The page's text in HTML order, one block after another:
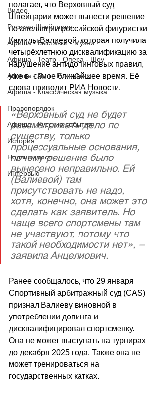
Видео
Русская Швейцария
Афиша - Выставки - Музеи
Афиша - Театр - Опера - Шоу
Афиша - Поп - Рок - Джаз
Афиша - Классическая музыка
Правопорядок
Афиша - Русские события
История
Недвижимость
Интервью
полагает, что Верховный суд
Швейцарии может вынести решение
по апелляции российской фигуристки
Камилы Валиевой, которая получила
четырёхлетнюю дисквалификацию за
нарушение антидопинговых правил,
уже в  самое ближайшее время. Её
слова приводит РИА Новости.
«Верховный суд не будет
рассматривать дело по
существу, только
процессуальные основания,
почему решение было
вынесено неправильно. Ей
(Валиевой) там
присутствовать не надо,
хотя, конечно, она может это
сделать как заявитель. Но
чаще всего спортсмены там
не участвуют, потому что
такой необходимости нет», –
заявила Анцелиович.
Ранее сообщалось, что 29 января
Спортивный арбитражный суд (CAS)
признал Валиеву виновной в
употреблении допинга и
дисквалифицировал спортсменку.
Она не может выступать на турнирах
до декабря 2025 года. Также она не
может тренироваться на
государственных катках.